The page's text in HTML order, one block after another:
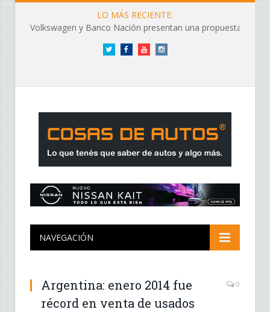
LO MÁS RECIENTE:
Volkswagen y Banco Nación presentan una propuesta de financiación
Twitter FacebookYouTubeInstagram
NAVEGACIÓN
Argentina: enero 2014 fue
récord en venta de usados
0